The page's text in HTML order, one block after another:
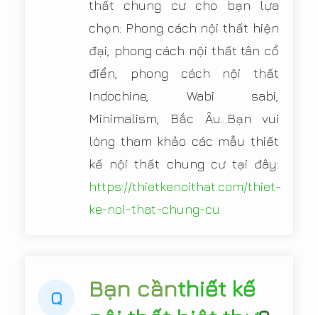
thất chung cư cho bạn lựa
chọn: Phong cách nội thất hiện
đại, phong cách nội thất tân cổ
điển, phong cách nội thất
Indochine, Wabi sabi,
Minimalism, Bắc Âu...Bạn vui
lòng tham khảo các mẫu thiết
kế nội thất chung cư tại đây:
https://thietkenoithat.com/thiet-
ke-noi-that-chung-cu
Q Bạn cầnthiết kế